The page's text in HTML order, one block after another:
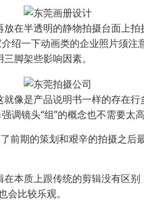
在半透明的静物拍摄台面上
绍一下动画类的企业照片须
脚架些影响因素。
像是产品说明书一样的存在
调镜头“组”的概念也不需要太高
前期的策划和艰辛的拍摄之
本质上跟传统的剪辑没有区
比较乐观。